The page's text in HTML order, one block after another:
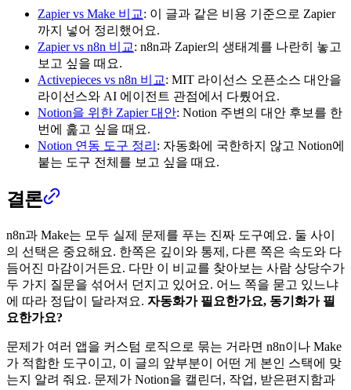
Zapier vs Make 비교: 이 글과 같은 비용 기준으로 Zapier
까지 넣어 정리했어요.
Zapier vs n8n 비교: n8n과 Zapier의 생태계를 나란히 놓고
보고 싶을 때요.
Activepieces vs n8n 비교: MIT 라이선스 오픈소스 대안을
라이선스와 AI 에이전트 관점에서 다뤘어요.
Notion을 위한 Zapier 대안: Notion 주변의 대안 후보를 한
번에 훑고 싶을 때요.
Notion 연동 도구 정리 : 자동화에 국한하지 않고 Notion에
붙는 도구 전체를 보고 싶을 때요.
결론
n8n과 Make는 모두 실제 문제를 푸는 진짜 도구예요. 둘 사이
의 선택은 중요해요. 한쪽은 깊이와 통제, 다른 쪽은 속도와 다
듬어진 마감이거든요. 다만 이 비교를 찾아보는 사람 상당수가
두 가지 질문을 섞어서 던지고 있어요. 어느 쪽을 묻고 있느냐
에 따라 정답이 달라져요. 자동화가 필요한가요, 동기화가 필
요한가요?
문제가 여러 앱을 커스텀 로직으로 묶는 거라면 n8n이나 Make
가 적합한 도구이고, 이 글의 앞부분이 어떤 게 본인 스택에 맞
는지 알려 줘요. 문제가 Notion을 캘린더, 작업, 받은편지함과